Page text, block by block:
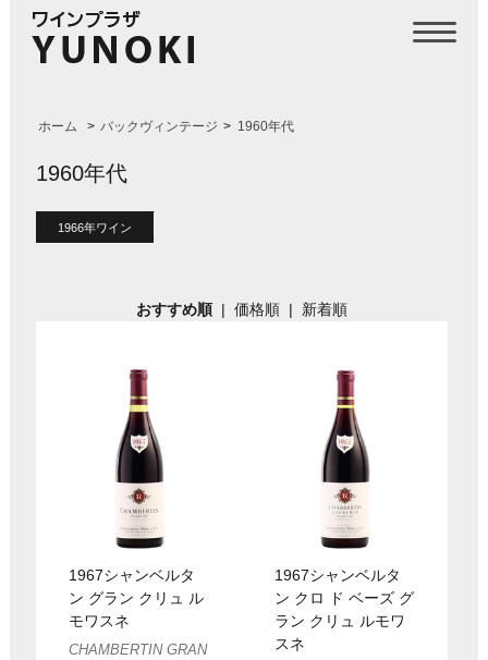
ホーム > バックヴィンテージ > 1960年代
1960年代
1966年ワイン
おすすめ順|価格順 | 新着順
1967シャンベルタ
ン グラン クリュ ル
モワスネ
CHAMBERTIN GRAN
1967シャンベルタ
ン クロ ド ベーズ グ
ラン クリュ ルモワ
スネ